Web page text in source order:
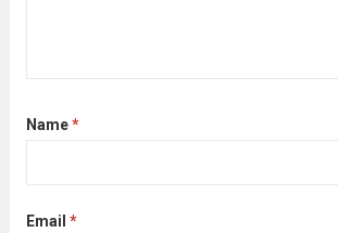
Name*
Email *